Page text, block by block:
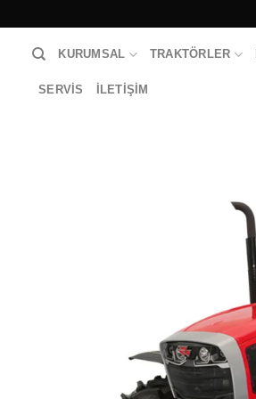
KURUMSAL TRAKTÖRLER
SERVIS İLETIŞIM